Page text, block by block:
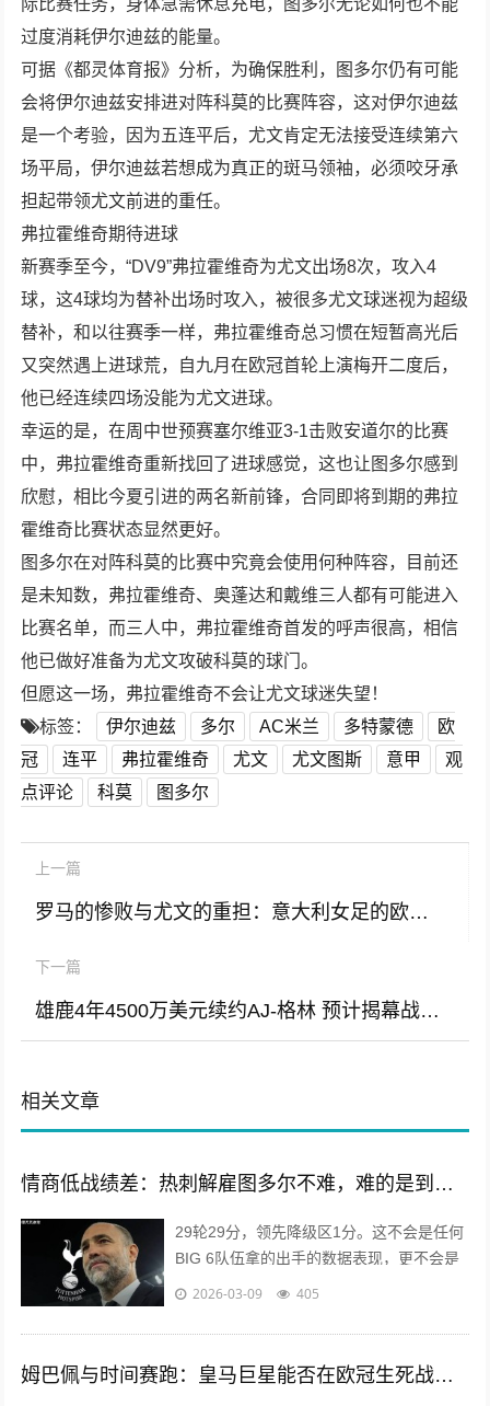
过度消耗伊尔迪兹的能量。
可据《都灵体育报》分析，为确保胜利，图多尔仍有可能
会将伊尔迪兹安排进对阵科莫的比赛阵容，这对伊尔迪兹
是一个考验，因为五连平后，尤文肯定无法接受连续第六
场平局，伊尔迪兹若想成为真正的斑马领袖，必须咬牙承
担起带领尤文前进的重任。
弗拉霍维奇期待进球
新赛季至今，“DV9”弗拉霍维奇为尤文出场8次，攻入4
球，这4球均为替补出场时攻入，被很多尤文球迷视为超级
替补，和以往赛季一样，弗拉霍维奇总习惯在短暂高光后
又突然遇上进球荒，自九月在欧冠首轮上演梅开二度后，
他已经连续四场没能为尤文进球。
幸运的是，在周中世预赛塞尔维亚3-1击败安道尔的比赛
中，弗拉霍维奇重新找回了进球感觉，这也让图多尔感到
欣慰，相比今夏引进的两名新前锋，合同即将到期的弗拉
霍维奇比赛状态显然更好。
图多尔在对阵科莫的比赛中究竟会使用何种阵容，目前还
是未知数，弗拉霍维奇、奥蓬达和戴维三人都有可能进入
比赛名单，而三人中，弗拉霍维奇首发的呼声很高，相信
他已做好准备为尤文攻破科莫的球门。
但愿这一场，弗拉霍维奇不会让尤文球迷失望！
标签：
伊尔迪兹 多尔 AC米兰 多特蒙德
欧
冠
连平 弗拉霍维奇 尤文 尤文图斯 意甲
观
点评论
科莫 图多尔
上一篇
罗马的惨败与尤文的重担：意大利女足的欧冠救赎之夜
下一篇
雄鹿4年4500万美元续约AJ-格林 预计揭幕战前签下科菲
相关文章
情商低战绩差：热刺解雇图多尔不难，难的是到底邀请谁来保级
29轮29分，领先降级区1分。这不会是任何
BIG 6队伍拿的出手的数据表现，更不会是
上赛季...
2026-03-09 405
姆巴佩与时间赛跑：皇马巨星能否在欧冠生死战前复出？